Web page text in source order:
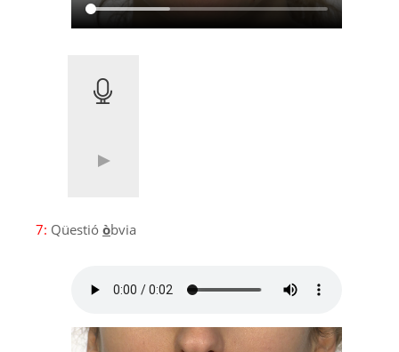
7: Qüestió òbvia